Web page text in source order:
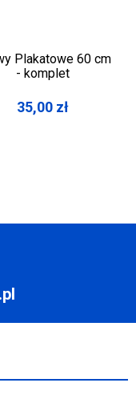
Plakatowe 60 cm
- komplet
35,00 zł